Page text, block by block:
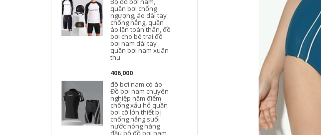
quần bơi chống
ngượng, áo dài tay
chống nắng, quần
áo lặn toàn thân, đồ
bơi cho bé trai đồ
bơi nam dài tay
quần bơi nam xuân
thu
406,000
đồ bơi nam có áo
Đồ bơi nam chuyên
nghiệp năm điểm
chống xấu hổ quần
bơi cỡ lớn thiết bị
chống nắng suối
nước nóng hàng
đầu bộ đồ bơi nam
do boi nu dep Đồ
Bơi Nữ 2023 Phong
Cách Mới Bảo Thủ
Hơi Béo Che Da Xẻ
Da Cao Cấp Gợi
Cảm Bể Bơi Suối
Nước Nóng Mặc Đặc
Biệt đồ bơi liền thân
nữ áo bơi nữ đẹp